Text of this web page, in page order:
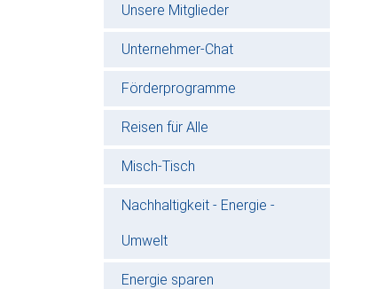
Unsere Mitglieder
Unternehmer-Chat
Förderprogramme
Reisen für Alle
Misch-Tisch
Nachhaltigkeit - Energie -
Umwelt
Energie sparen